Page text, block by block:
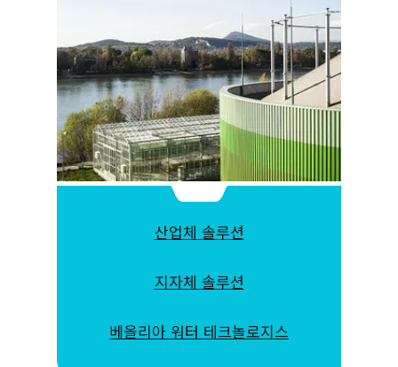
산업체 솔루션
지자체 솔루션
베올리아 워터 테크놀로지스